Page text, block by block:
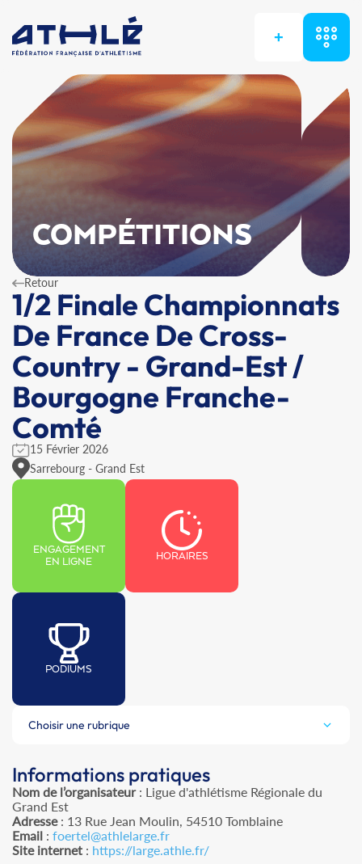
+
COMPÉTITIONS
Retour
1/2 Finale Championnats
De France De Cross-
Country - Grand-Est /
Bourgogne Franche-
Comté
15 Février 2026
Sarrebourg - Grand Est
ENGAGEMENT
EN LIGNE
HORAIRES
PODIUMS
Choisir une rubrique
Informations pratiques
Nom de l’organisateur: Ligue d'athlétisme Régionale du
Grand Est
Adresse: 13 Rue Jean Moulin, 54510 Tomblaine
Email : foertel@athlelarge.fr
Site internet : https://large.athle.fr/